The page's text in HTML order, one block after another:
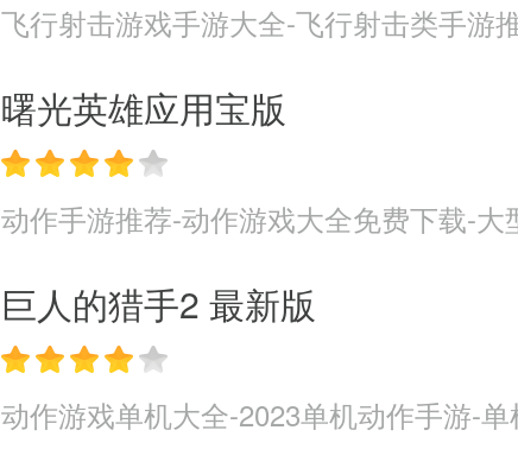
飞行射击游戏手游大全-飞行射击类手游
曙光英雄应用宝版
动作手游推荐-动作游戏大全免费下载-大
巨人的猎手2 最新版
动作游戏单机大全-2023单机动作手游-